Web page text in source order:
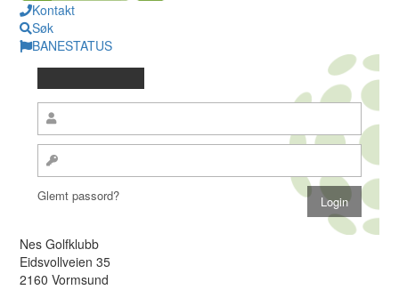
Kontakt
Søk
BANESTATUS
Glemt passord?
Nes Golfklubb
Eidsvollveien 35
2160 Vormsund